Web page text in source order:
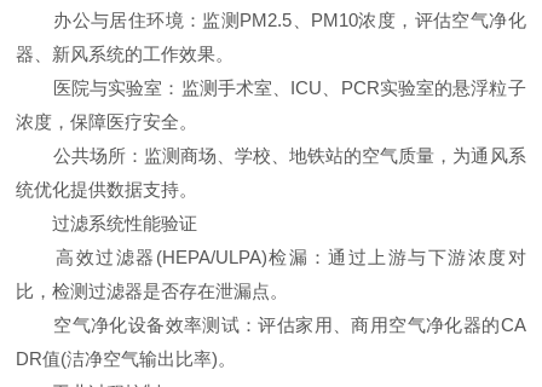
办公与居住环境：监测PM2.5、PM10浓度，评估空气净化
器、新风系统的工作效果。
医院与实验室：监测手术室、ICU、PCR实验室的悬浮粒子
浓度，保障医疗安全。
公共场所：监测商场、学校、地铁站的空气质量，为通风系
统优化提供数据支持。
过滤系统性能验证
高效过滤器(HEPA/ULPA)检漏：通过上游与下游浓度对
比，检测过滤器是否存在泄漏点。
空气净化设备效率测试：评估家用、商用空气净化器的CA
DR值(洁净空气输出比率)。